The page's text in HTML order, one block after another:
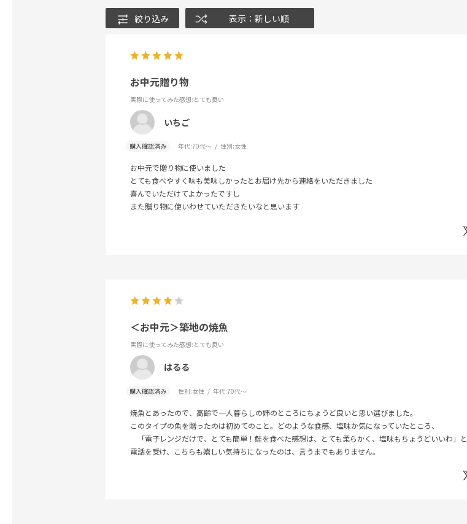
絞り込み 表示：新しい順
お中元贈り物
実際に使ってみた感想:とても良い
いちご
購入確認済み 年代:70代～ 性別:女性
お中元で贈り物に使いました
とても食べやすく味も美味しかったとお届け先から連絡をいただきました
喜んでいただけてよかったですし
また贈り物に使いわせていただきたいなと思います
＜お中元＞築地の焼魚
実際に使ってみた感想:とても良い
はるる
購入確認済み 性別:女性 年代:70代～
焼魚とあったので、高齢で一人暮らしの姉のところにちょうど良いと思い選びました。
このタイプの魚を贈ったのは初めてのこと。どのような食感、塩味か気になっていたところ、
「電子レンジだけで、とても簡単！鮭を食べた感想は、とても柔らかく、塩味もちょうどいいわ」と
電話を受け、こちらも嬉しい気持ちになったのは、言うまでもありません。